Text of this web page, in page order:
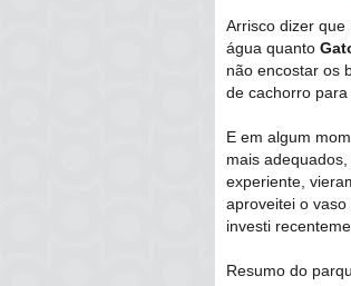
Arrisco dizer
água quanto
não encostar os
de cachorro
E em algum
mais
experiente,
aproveitei o
investi
Resumo do